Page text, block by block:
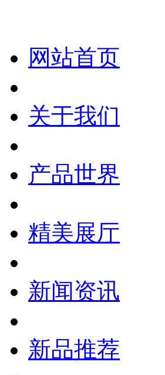
网站首页
关于我们
产品世界
精美展厅
新闻资讯
新品推荐